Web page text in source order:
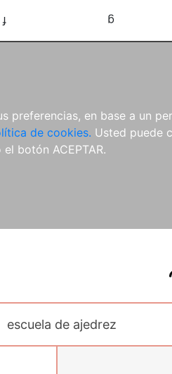
preferencias, en base a un
de cookies. Usted puede
botón ACEPTAR.
f g
escuela de ajedrez